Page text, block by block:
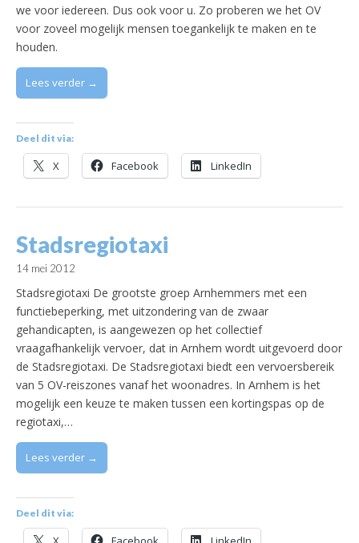
we voor iedereen. Dus ook voor u. Zo proberen we het OV
voor zoveel mogelijk mensen toegankelijk te maken en te
houden.
Lees verder →
Deel dit via:
X Facebook LinkedIn
Stadsregiotaxi
14 mei 2012
Stadsregiotaxi De grootste groep Arnhemmers met een
functiebeperking, met uitzondering van de zwaar
gehandicapten, is aangewezen op het collectief
vraagafhankelijk vervoer, dat in Arnhem wordt uitgevoerd door
de Stadsregiotaxi. De Stadsregiotaxi biedt een vervoersbereik
van 5 OV-reiszones vanaf het woonadres. In Arnhem is het
mogelijk een keuze te maken tussen een kortingspas op de
regiotaxi,…
Lees verder →
Deel dit via: